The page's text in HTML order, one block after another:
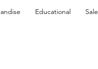
Educational Sale